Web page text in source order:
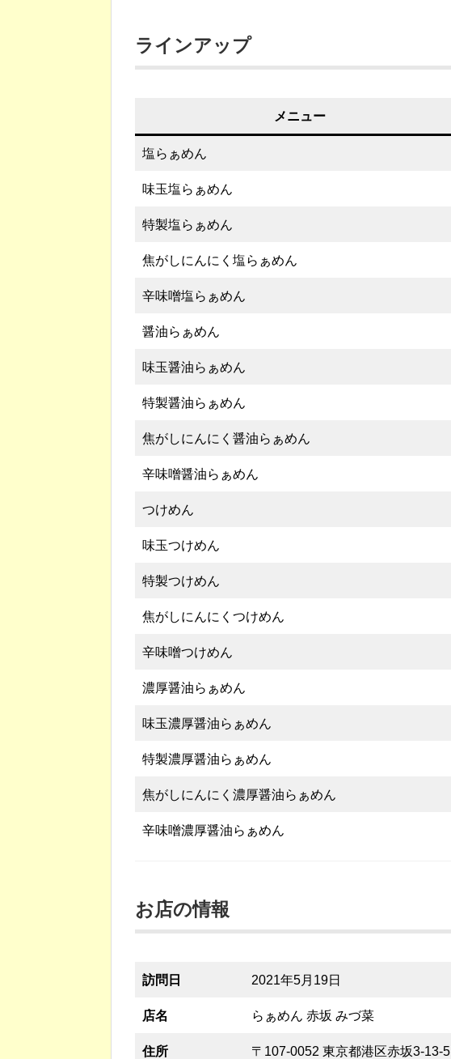
ラインアップ
メニュー
塩らぁめん
味玉塩らぁめん
特製塩らぁめん
焦がしにんにく塩らぁめん
辛味噌塩らぁめん
醤油らぁめん
味玉醤油らぁめん
特製醤油らぁめん
焦がしにんにく醤油らぁめん
辛味噌醤油らぁめん
つけめん
味玉つけめん
特製つけめん
焦がしにんにくつけめん
辛味噌つけめん
濃厚醤油らぁめん
味玉濃厚醤油らぁめん
特製濃厚醤油らぁめん
焦がしにんにく濃厚醤油らぁめん
辛味噌濃厚醤油らぁめん
お店の情報
訪問日 2021年5月19日
店名 らぁめん 赤坂 みづ菜
住所 〒107-0052 東京都港区赤坂3-13-5